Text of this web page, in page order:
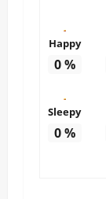
Happy
0%
Sleepy
0%